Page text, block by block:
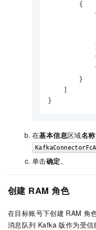
        {
        }
    ]
}
在基本信息区域名称
单击确定 。
创建 RAM 角色
在目标账号下创建 RAM 角
消息队列 Kafka 版作为受信